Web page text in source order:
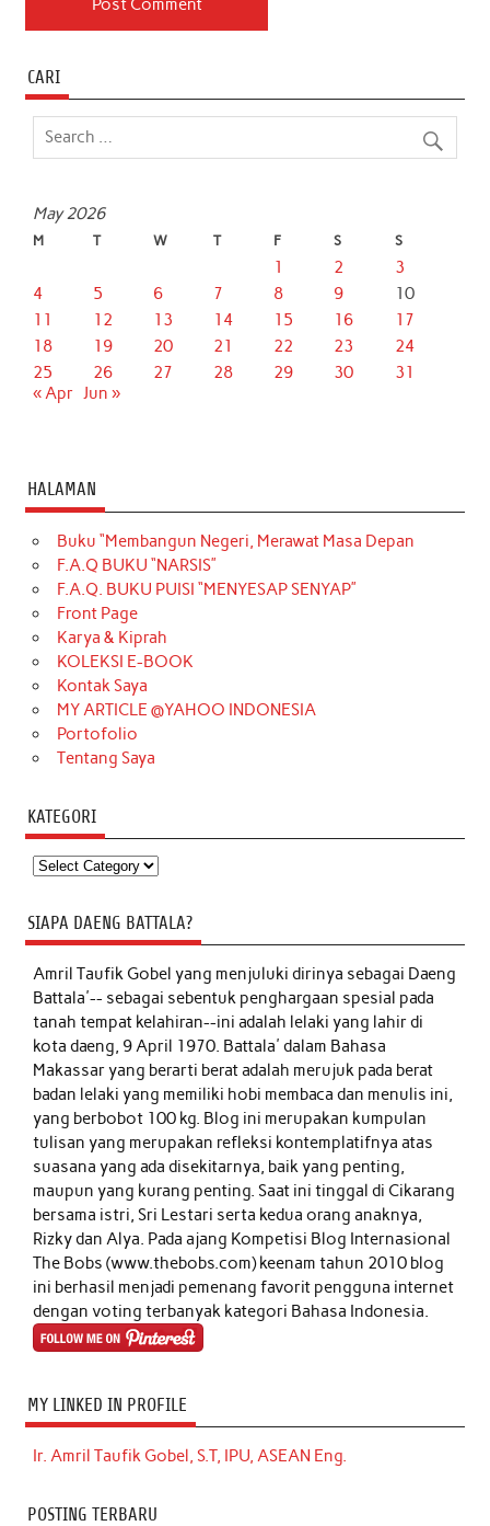
CARI
May 2026
M T W T F S S
1 2
3
4
5 6 7 8 9
10
11
12 13 14 15 16
17
18
19 20 21 22 23
24
25
26 27 28 29 30
31
« Apr Jun »
HALAMAN
Buku “Membangun Negeri, Merawat Masa Depan
F.A.Q BUKU “NARSIS”
F.A.Q. BUKU PUISI “MENYESAP SENYAP”
Front Page
Karya & Kiprah
KOLEKSI E-BOOK
Kontak Saya
MY ARTICLE @YAHOO INDONESIA
Portofolio
Tentang Saya
KATEGORI
Kategori
SIAPA DAENG BATTALA?
Amril Taufik Gobelyang menjuluki dirinya sebagai Daeng
Battala'-- sebagai sebentuk penghargaan spesial pada
tanah tempat kelahiran--ini adalah lelaki yang lahir di
kota daeng, 9 April 1970. Battala' dalam Bahasa
Makassar yang berarti berat adalah merujuk pada berat
badan lelaki yang memiliki hobi membaca dan menulis ini,
yang berbobot 100 kg. Blog ini merupakan kumpulan
tulisan yang merupakan refleksi kontemplatifnya atas
suasana yang ada disekitarnya, baik yang penting,
maupun yang kurang penting. Saat ini tinggal di Cikarang
bersama istri, Sri Lestari serta kedua orang anaknya,
Rizky dan Alya. Pada ajang Kompetisi Blog Internasional
The Bobs (www.thebobs.com) keenam tahun 2010 blog
ini berhasil menjadi pemenang favorit pengguna internet
dengan voting terbanyak kategori Bahasa Indonesia.
MY LINKED IN PROFILE
Ir. Amril Taufik Gobel, S.T, IPU, ASEAN Eng.
POSTING TERBARU